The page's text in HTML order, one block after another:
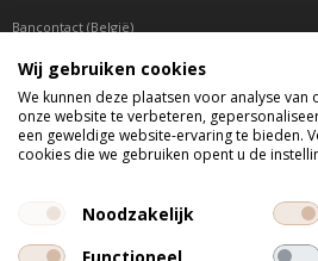
Bancontact (België)
Sepa betaling (Overige landen)
Telefonisch bereikbaar
Wij gebruiken cookies
We kunnen deze plaatsen voor analyse van
onze website te verbeteren,
een geweldige website-ervaring te bieden.
cookies die we gebruiken opent u de
Noodzakelijk
Functioneel